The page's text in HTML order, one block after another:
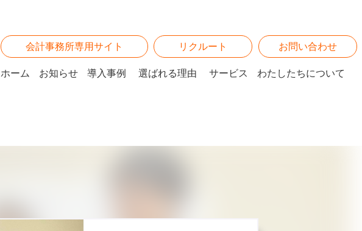
会計事務所専用サイト リクルート お問い合わせ
ホーム お知らせ 導入事例 選ばれる理由 サービス わたしたちについて